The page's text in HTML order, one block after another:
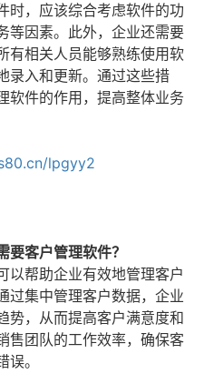
时，应该综合考虑软件的功
等因素。此外，企业还需要
有相关人员能够熟练使用软
录入和更新。通过这些措
软件的作用，提高整体业务
lpgyy2
客户管理软件？
以帮助企业有效地管理客户
过集中管理客户数据，企业
势，从而提高客户满意度和
售团队的工作效率，确保客
。